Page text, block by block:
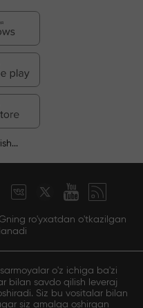
ro'yxatdan o'tkazilgan
o'z ichiga ba'zi
bilan savdo qilish leveraj
Siz bu vositalar bilan
siz amalga oshirgan